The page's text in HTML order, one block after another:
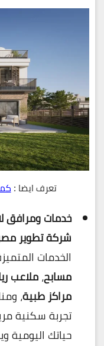
تعرف ايضا :
خدمات ومرافق
شركة تطوير
الخدمات
مسابح،ملاعب
مراكز طبية،
تجربة سكنية
حياتك اليومية